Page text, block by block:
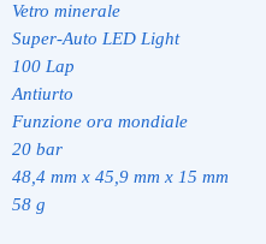
Vetro minerale
Super-Auto LED Light
100 Lap
Antiurto
Funzione ora mondiale
20 bar
48,4 mm x 45,9 mm x 15 mm
58 g